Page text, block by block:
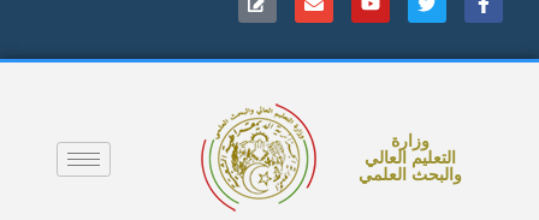
وزارة
التعليم العالي
والبحث العلمي